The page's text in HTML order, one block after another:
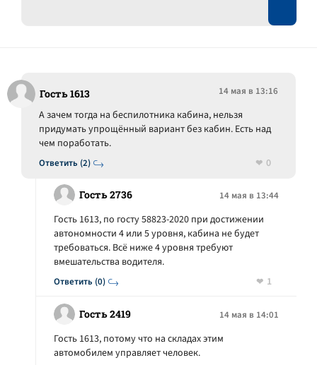
Гость 1613 14 мая в 13:16
Ответить (2)
А зачем тогда на беспилотника кабина, нельзя
придумать упрощённый вариант без кабин. Есть над
чем поработать.
0
Гость 2736 14 мая в 13:44
Ответить (0)
Гость 1613, по госту 58823-2020 при достижении
автономности 4 или 5 уровня, кабина не будет
требоваться. Всё ниже 4 уровня требуют
вмешательства водителя.
1
Гость 2419 14 мая в 14:01
Гость 1613, потому что на складах этим
автомобилем управляет человек.